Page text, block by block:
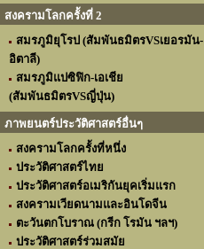
สงครามโลกครั้งที่ 2
สมรภูมิยุโรป (สัมพันธมิตรVSเยอรมัน-
อิตาลี)
สมรภูมิแปซิฟิก-เอเชีย
(สัมพันธมิตรVSญี่ปุ่น)
ภาพยนตร์ประวัติศาสตร์อื่นๆ
สงครามโลกครั้งที่หนึ่ง
ประวัติศาสตร์ไทย
ประวัติศาสตร์อเมริกันยุคเริ่มแรก
สงครามเวียดนามและอินโดจีน
ตะวันตกโบราณ (กรีก โรมัน ฯลฯ)
ประวัติศาสตร์ร่วมสมัย